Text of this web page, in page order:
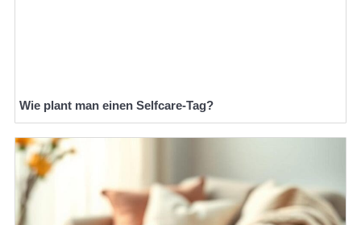
Wie plant man einen Selfcare-Tag?